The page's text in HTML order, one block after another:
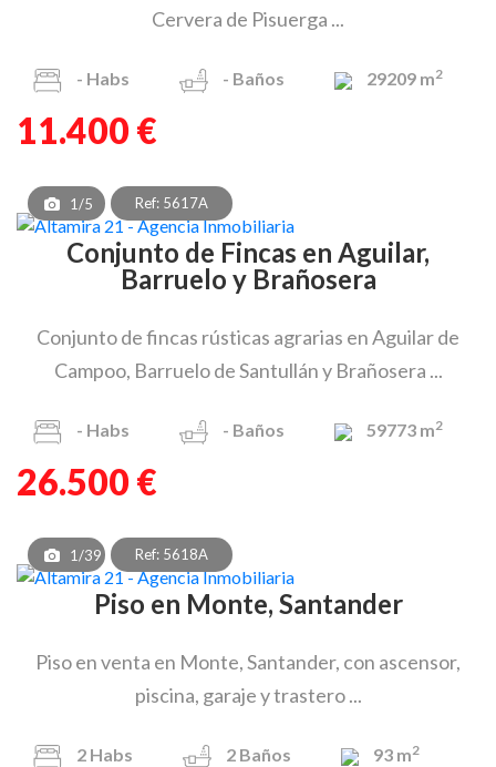
Cervera de Pisuerga ...
- Habs - Baños 29209 m2
11.400 €
1/5 Ref: 5617A
Conjunto de Fincas en Aguilar,
Barruelo y Brañosera
Conjunto de fincas rústicas agrarias en Aguilar de
Campoo, Barruelo de Santullán y Brañosera ...
- Habs - Baños 59773 m2
26.500 €
1/39 Ref: 5618A
Piso en Monte, Santander
Piso en venta en Monte, Santander, con ascensor,
piscina, garaje y trastero ...
2 Habs 2 Baños 93 m2